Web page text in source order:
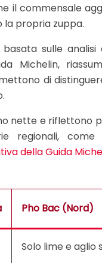
il commensale
la propria zuppa.
sulle
Michelin,
di
nette e riflettono
regionali,
della Guida
Pho Bac (Nord)
Solo lime e aglio